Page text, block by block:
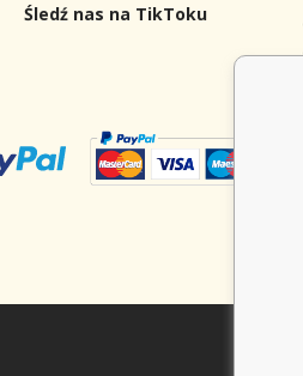
Śledź nas na TikToku